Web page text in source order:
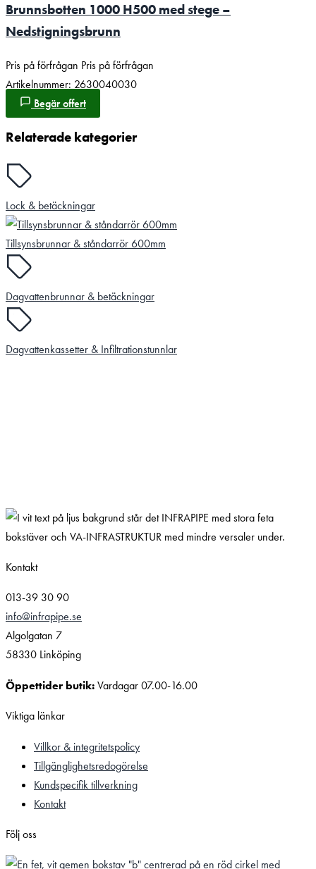
Brunnsbotten 1000 H500 med stege –
Nedstigningsbrunn
Pris på förfrågan Pris på förfrågan
Artikelnummer: 2630040030
Begär offert
Relaterade kategorier
Lock & betäckningar
Tillsynsbrunnar & ståndarrör 600mm
Dagvattenbrunnar & betäckningar
Dagvattenkassetter & Infiltrationstunnlar
Kontakt
013-39 30 90
info@infrapipe.se
Algolgatan 7
58330 Linköping
Öppettider butik:Vardagar 07.00-16.00
Viktiga länkar
Villkor & integritetspolicy
Tillgänglighetsredogörelse
Kundspecifik tillverkning
Kontakt
Följ oss